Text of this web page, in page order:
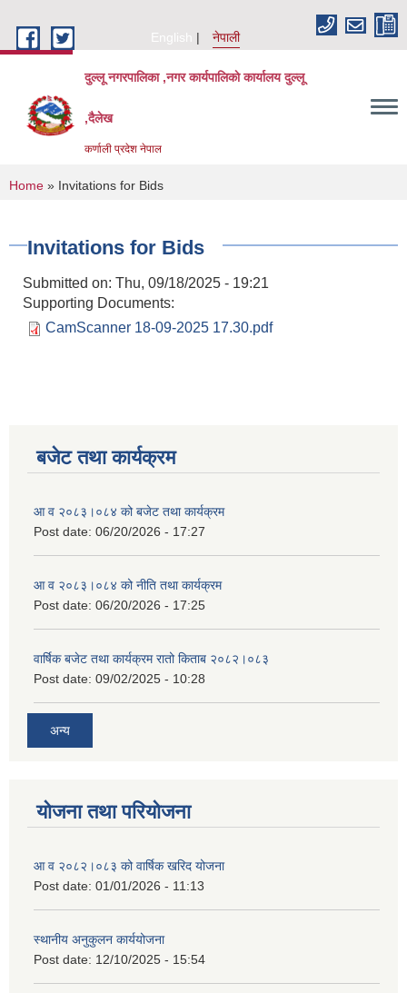
English
नेपाली
दुल्लू नगरपालिका ,नगर कार्यपालिकाे कार्यालय दुल्लू
,दैलेख
कर्णाली प्रदेश नेपाल
You are here
Home » Invitations for Bids
Invitations for Bids
Submitted on: Thu, 09/18/2025 - 19:21
Supporting Documents:
CamScanner 18-09-2025 17.30.pdf
बजेट तथा कार्यक्रम
आ व २०८३।०८४ को बजेट तथा कार्यक्रम
Post date: 06/20/2026 - 17:27
आ व २०८३।०८४ को नीति तथा कार्यक्रम
Post date: 06/20/2026 - 17:25
वार्षिक बजेट तथा कार्यक्रम रातो किताब २०८२।०८३
Post date: 09/02/2025 - 10:28
अन्य
योजना तथा परियोजना
आ व २०८२।०८३ को वार्षिक खरिद योजना
Post date: 01/01/2026 - 11:13
स्थानीय अनुकुलन कार्ययोजना
Post date: 12/10/2025 - 15:54